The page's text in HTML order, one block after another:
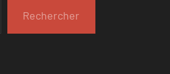
Rechercher